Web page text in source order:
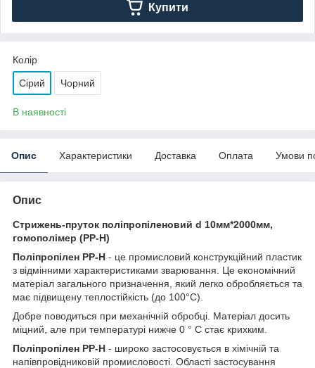
Купити
Колір
Сірий Чорний
В наявності
Опис Характеристики Доставка Оплата Умови
Опис
Стрижень-пруток поліпропіленовий d 10мм*2000мм,
гомополімер (PP-H)
Поліпропілен PP-H - це промисловий конструкційний пластик
з відмінними характеристиками зварювання. Це економічний
матеріал загального призначення, який легко обробляється та
має підвищену теплостійкість (до 100°С).
Добре поводиться при механічній обробці. Матеріал досить
міцний, але при температурі нижче 0 ° С стає крихким.
Поліпропілен PP-H - широко застосовується в хімічній та
напівпровідниковій промисловості. Області застосування